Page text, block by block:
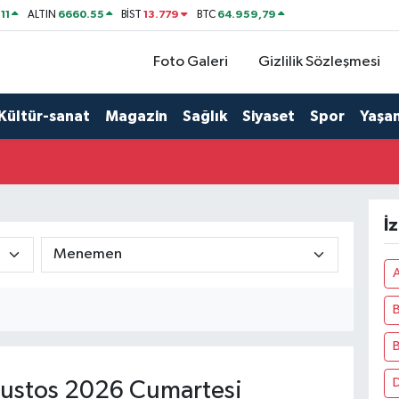
ALTIN 6660.55 BİST13.779 BTC 64.959,79
Foto Galeri Gizlilik Sözleşmesi
Kültür-sanat Magazin Sağlık Siyaset Spor
2026 Cumartesi